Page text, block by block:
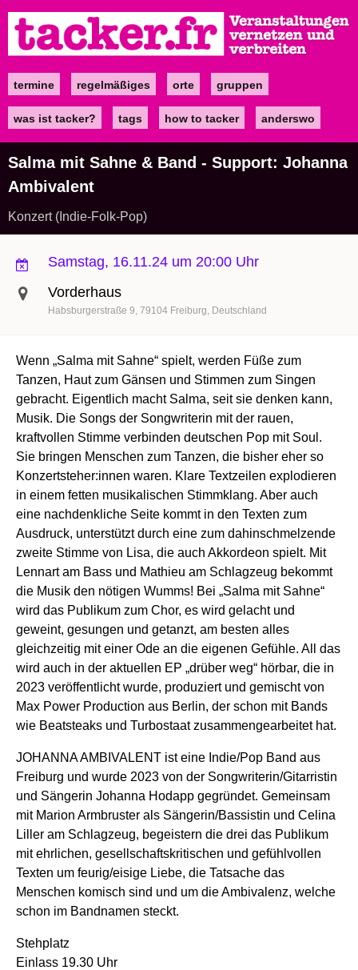
zum
Inhalt
Maintermine regelmäßiges orte gruppen
was ist tacker? tags how to tacker anderswo
Salma mit Sahne & Band - Support: Johanna
Ambivalent
Konzert (Indie-Folk-Pop)
Samstag, 16.11.24 um 20:00 Uhr
Vorderhaus
Habsburgerstraße 9 79104 Freiburg Deutschland
Wenn „Salma mit Sahne“ spielt, werden Füße zum
Tanzen, Haut zum Gänsen und Stimmen zum Singen
gebracht. Eigentlich macht Salma, seit sie denken kann,
Musik. Die Songs der Songwriterin mit der rauen,
kraftvollen Stimme verbinden deutschen Pop mit Soul.
Sie bringen Menschen zum Tanzen, die bisher eher so
Konzertsteher:innen waren. Klare Textzeilen explodieren
in einem fetten musikalischen Stimmklang. Aber auch
eine nachdenkliche Seite kommt in den Texten zum
Ausdruck, unterstützt durch eine zum dahinschmelzende
zweite Stimme von Lisa, die auch Akkordeon spielt. Mit
Lennart am Bass und Mathieu am Schlagzeug bekommt
die Musik den nötigen Wumms! Bei „Salma mit Sahne“
wird das Publikum zum Chor, es wird gelacht und
geweint, gesungen und getanzt, am besten alles
gleichzeitig mit einer Ode an die eigenen Gefühle. All das
wird auch in der aktuellen EP „drüber weg“ hörbar, die in
2023 veröffentlicht wurde, produziert und gemischt von
Max Power Production aus Berlin, der schon mit Bands
wie Beatsteaks und Turbostaat zusammengearbeitet hat.
JOHANNA AMBIVALENT ist eine Indie/Pop Band aus
Freiburg und wurde 2023 von der Songwriterin/Gitarristin
und Sängerin Johanna Hodapp gegründet. Gemeinsam
mit Marion Armbruster als Sängerin/Bassistin und Celina
Liller am Schlagzeug, begeistern die drei das Publikum
mit ehrlichen, gesellschaftskritischen und gefühlvollen
Texten um feurig/eisige Liebe, die Tatsache das
Menschen komisch sind und um die Ambivalenz, welche
schon im Bandnamen steckt.
Stehplatz
Einlass 19.30 Uhr